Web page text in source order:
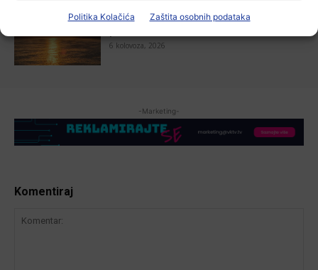
Politika Kolačića Zaštita osobnih podataka
Zbog niskog vodostaja otežana
6 kolovoza, 2026
-Marketing-
Komentiraj